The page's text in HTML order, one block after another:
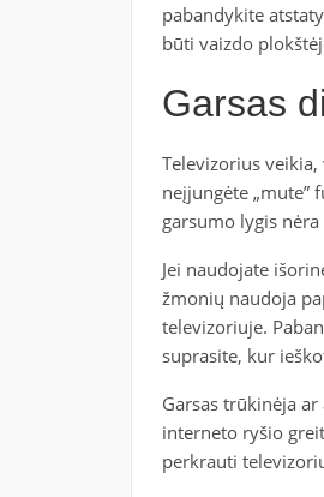
pabandykite
būti vaizdo
Garsas
Televizorius
neįjungėte „mute”
garsumo lygis
Jei naudojate
žmonių naudoja
televizoriuje.
suprasite, kur
Garsas trūkinėja
interneto ryšio
perkrauti